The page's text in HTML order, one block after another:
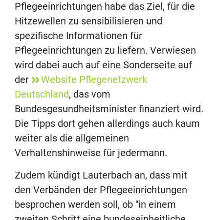
Pflegeeinrichtungen habe das Ziel, für die
Hitzewellen zu sensibilisieren und
spezifische Informationen für
Pflegeeinrichtungen zu liefern. Verwiesen
wird dabei auch auf eine Sonderseite auf
der
Website Pflegenetzwerk
Deutschland, das vom
Bundesgesundheitsminister finanziert wird.
Die Tipps dort gehen allerdings auch kaum
weiter als die allgemeinen
Verhaltenshinweise für jedermann.
Zudem kündigt Lauterbach an, dass mit
den Verbänden der Pflegeeinrichtungen
besprochen werden soll, ob "in einem